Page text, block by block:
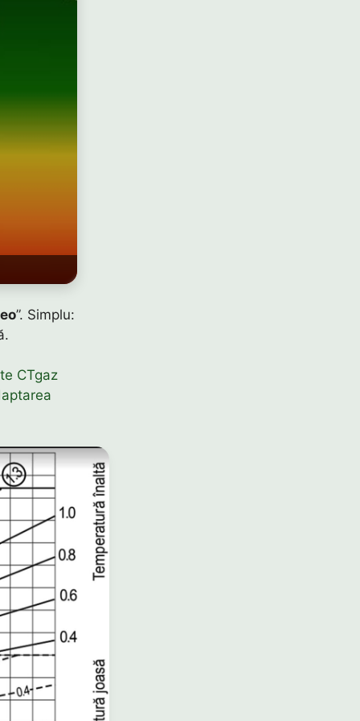
”. Simplu:
CTgaz